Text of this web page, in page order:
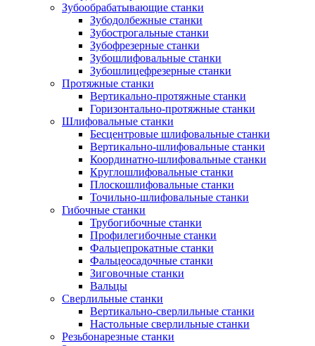
Зубообрабатывающие станки
Зубодолбежные станки
Зубострогальные станки
Зубофрезерные станки
Зубошлифовальные станки
Зубошлицефрезерные станки
Протяжные станки
Вертикально-протяжные станки
Горизонтально-протяжные станки
Шлифовальные станки
Бесцентровые шлифовальные станки
Вертикально-шлифовальные станки
Координатно-шлифовальные станки
Круглошлифовальные станки
Плоскошлифовальные станки
Точильно-шлифовальные станки
Гибочные станки
Трубогибочные станки
Профилегибочные станки
Фальцепрокатные станки
Фальцеосадочные станки
Зиговочные станки
Вальцы
Сверлильные станки
Вертикально-сверлильные станки
Настольные сверлильные станки
Резьбонарезные станки